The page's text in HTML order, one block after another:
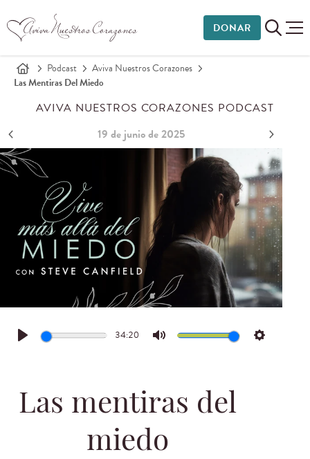
DONAR
Podcast
Aviva Nuestros Corazones
Las Mentiras Del Miedo
AVIVA NUESTROS CORAZONES PODCAST
19 de junio de 2025
Play
34:20
Mute Settings
Las mentiras del
miedo